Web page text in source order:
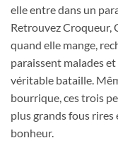
elle entre dans un
Retrouvez Croqueur,
quand elle mange,
paraissent malades
véritable bataille.
bourrique, ces trois
plus grands fous rires
bonheur.